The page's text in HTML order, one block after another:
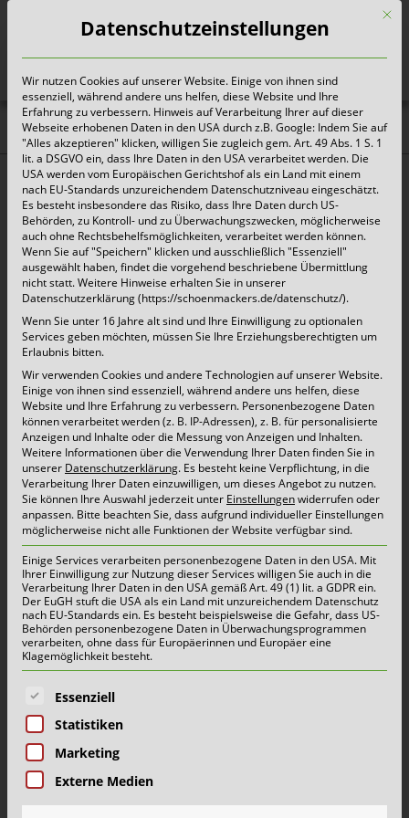
Heute für morgen sorgen
Schönmackers geht auf
Nummer sicher
Fahrzeugeinweiser und moderne
Assistenzsysteme sind für Hecklader enorm
wichtig, denn die teils bis zu 15 m langen
Abfallsammelfahrzeuge können nicht immer und
überall einfach rangiert werden.
„Was umgangssprachlich häufig als „Müllwagen“
bezeichnet wird, sind technisch gesehen ziemlich
an-spruchsvolle und vor allem lange Hecklader-
Fahrzeuge. Wir haben zwar immer
Fahrzeugeinweiser im Team, setzen für mehr
Sicherheit aber auch auf Rückfahrkamerasysteme
und automatische Bremsas-sistenten ein“, sagt
Michael Lohse, Regionaltechniker bei
Schönmackers. Bremsassistenten bieten eine
zusätzliche Sicherheit beim Rückwärtsfahren,
denn das System erkennt Hindernisse und
bremst auto-matisch ab, ohne das der Fahrer
oder der Fahrzeugeinweiser eingreifen muss.
Das Kempener Entsorgungsunternehmen denkt
Mit
Datenschutzeinstellungen
Wir nutzen Cookies auf unserer Website. Einige von ihnen sind
essenziell, während andere uns helfen, diese Website und Ihre
Erfahrung zu verbessern. Hinweis auf Verarbeitung Ihrer auf dieser
Webseite erhobenen Daten in den USA durch z.B. Google: Indem Sie auf
"Alles akzeptieren" klicken, willigen Sie zugleich gem. Art. 49 Abs. 1 S. 1
lit. a DSGVO ein, dass Ihre Daten in den USA verarbeitet werden. Die
USA werden vom Europäischen Gerichtshof als ein Land mit einem
nach EU-Standards unzureichendem Datenschutzniveau eingeschätzt.
Es besteht insbesondere das Risiko, dass Ihre Daten durch US-
Behörden, zu Kontroll- und zu Überwachungszwecken, möglicherweise
auch ohne Rechtsbehelfsmöglichkeiten, verarbeitet werden können.
Wenn Sie auf "Speichern" klicken und ausschließlich "Essenziell"
ausgewählt haben, findet die vorgehend beschriebene Übermittlung
nicht statt. Weitere Hinweise erhalten Sie in unserer
Datenschutzerklärung (https://schoenmackers.de/datenschutz/).
Wenn Sie unter 16 Jahre alt sind und Ihre Einwilligung zu optionalen
Services geben möchten, müssen Sie Ihre Erziehungsberechtigten um
Erlaubnis bitten.
Wir verwenden Cookies und andere Technologien auf unserer Website.
Einige von ihnen sind essenziell, während andere uns helfen, diese
Website und Ihre Erfahrung zu verbessern. Personenbezogene Daten
können verarbeitet werden (z. B. IP-Adressen), z. B. für personalisierte
Anzeigen und Inhalte oder die Messung von Anzeigen und Inhalten.
Weitere Informationen über die Verwendung Ihrer Daten finden Sie in
unserer Datenschutzerklärung. Es besteht keine Verpflichtung, in die
Verarbeitung Ihrer Daten einzuwilligen, um dieses Angebot zu nutzen.
Sie können Ihre Auswahl jederzeit unter Einstellungenwiderrufen oder
anpassen. Bitte beachten Sie, dass aufgrund individueller Einstellungen
möglicherweise nicht alle Funktionen der Website verfügbar sind.
Einige Services verarbeiten personenbezogene Daten in den USA. Mit
Ihrer Einwilligung zur Nutzung dieser Services willigen Sie auch in die
Verarbeitung Ihrer Daten in den USA gemäß Art. 49 (1) lit. a GDPR ein.
Der EuGH stuft die USA als ein Land mit unzureichendem Datenschutz
nach EU-Standards ein. Es besteht beispielsweise die Gefahr, dass US-
Behörden personenbezogene Daten in Überwachungsprogrammen
verarbeiten, ohne dass für Europäerinnen und Europäer eine
Klagemöglichkeit besteht.
Es folgt eine Liste der Service-Gruppen, für die eine
Essenziell
Statistiken
Marketing
Externe Medien